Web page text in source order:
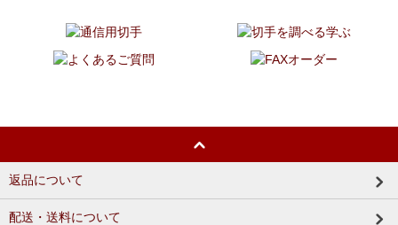
返品について
配送・送料について